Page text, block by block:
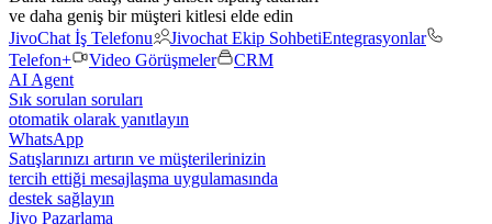
ve daha geniş bir müşteri kitlesi elde edin
JivoChat İş Telefonu
Jivochat Ekip SohbetiEntegrasyonlar
Telefon+
Video Görüşmeler
CRM
AI Agent
Sık sorulan soruları
otomatik olarak yanıtlayın
WhatsApp
Satışlarınızı artırın ve müşterilerinizin
tercih ettiği mesajlaşma uygulamasında
destek sağlayın
Jivo Pazarlama